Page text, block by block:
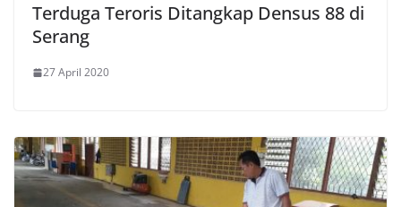
Terduga Teroris Ditangkap Densus 88 di
Serang
27 April 2020